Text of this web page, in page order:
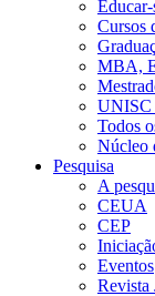
Educar-
Cursos
MBA,
UNISC
Todos
Núcleo
Pesquisa
A
CEUA
CEP
Eventos
Revista